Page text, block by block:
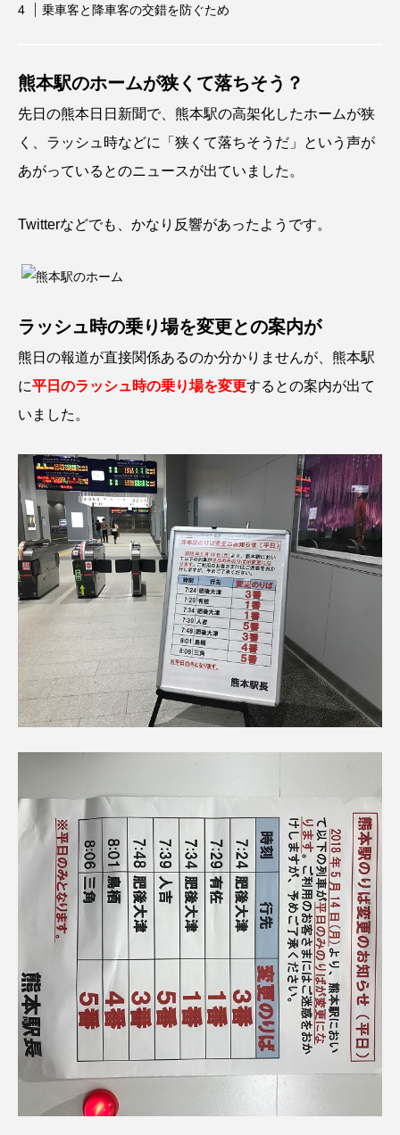
乗車客と降車客の交錯を防ぐため
熊本駅のホームが狭くて落ちそう？
先日の熊本日日新聞で、熊本駅の高架化したホームが狭
く、ラッシュ時などに「狭くて落ちそうだ」という声が
あがっているとのニュースが出ていました。
Twitterなどでも、かなり反響があったようです。
ラッシュ時の乗り場を変更との案内が
熊日の報道が直接関係あるのか分かりませんが、熊本駅
に平日のラッシュ時の乗り場を変更するとの案内が出て
いました。